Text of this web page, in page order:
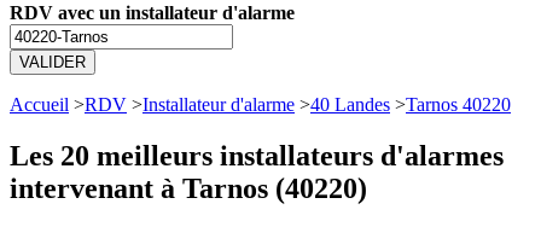
RDV avec un installateur d'alarme
VALIDER
Accueil >RDV >Installateur d'alarme >40 Landes >Tarnos 40220
Les 20 meilleurs installateurs d'alarmes
intervenant à Tarnos (40220)